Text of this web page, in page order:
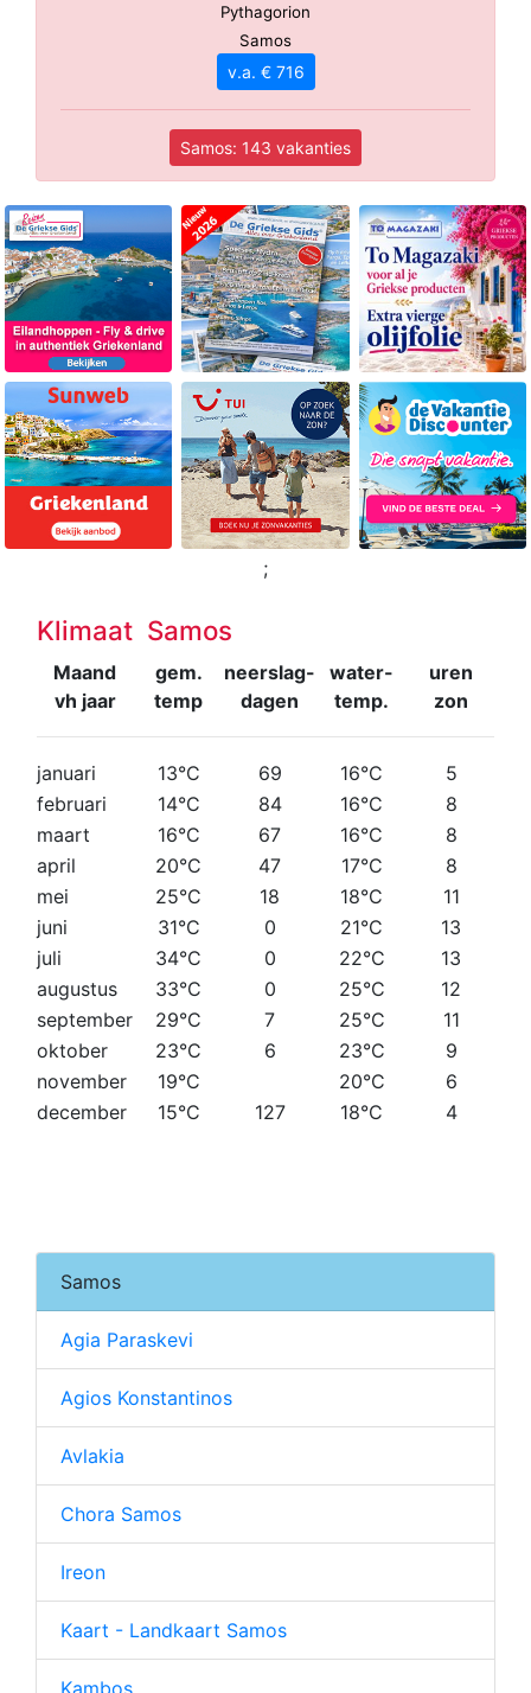
Pythagorion
Samos
v.a. € 716
Samos: 143 vakanties
;
Klimaat Samos
Maand
vh jaar
gem.
temp
neerslag-
dagen
water-
temp.
uren
zon
januari 13°C 69 16°C
5
februari
14°C 84 16°C
8
maart
16°C 67 16°C
8
april
20°C 47 17°C
8
mei
25°C 18 18°C
11
juni
31°C 0 21°C
13
juli
34°C 0 22°C
13
augustus
33°C 0 25°C
12
september
29°C 7 25°C
11
oktober
23°C 6 23°C
9
november
19°C 20°C
6
december
15°C 127 18°C 4
Samos
Agia Paraskevi
Agios Konstantinos
Avlakia
Chora Samos
Ireon
Kaart - Landkaart Samos